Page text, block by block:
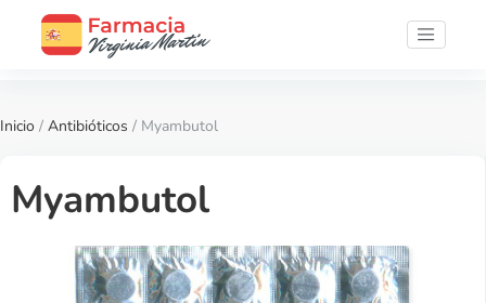
Inicio / Antibióticos / Myambutol
Myambutol